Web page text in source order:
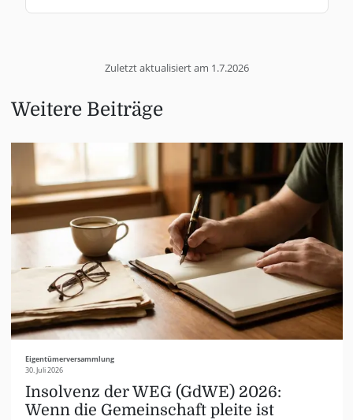
Zuletzt aktualisiert am 1.7.2026
Weitere Beiträge
Eigentümerversammlung
30. Juli 2026
Insolvenz der WEG (GdWE) 2026:
Wenn die Gemeinschaft pleite ist